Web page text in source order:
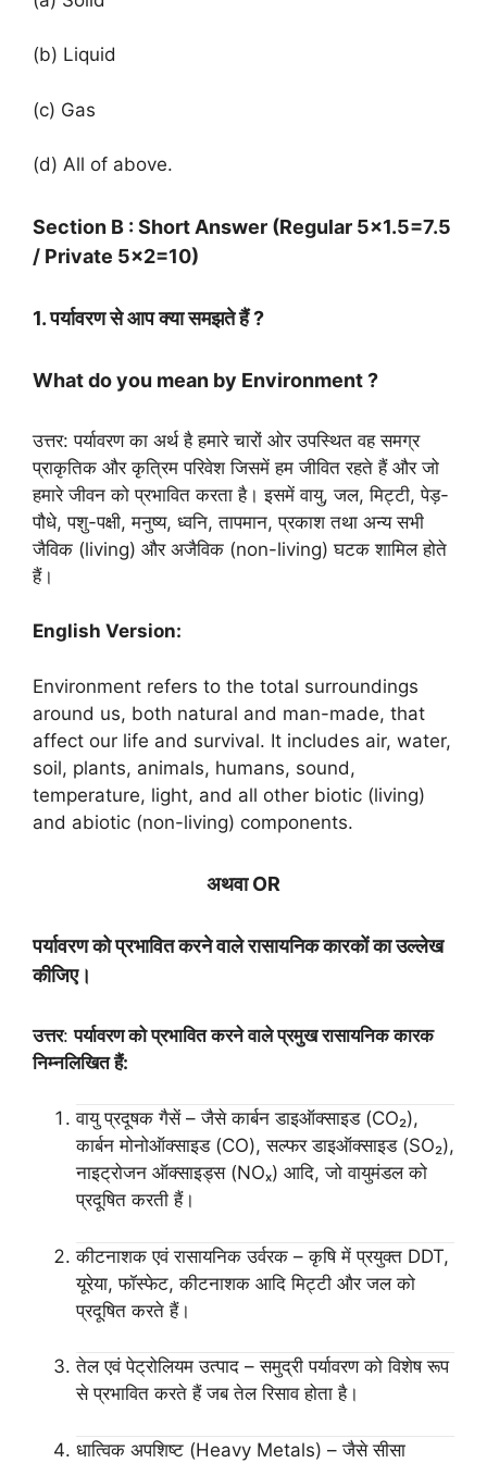
(b) Liquid
(c) Gas
(d) All of above.
Section B : Short Answer (Regular 5×1.5=7.5
/ Private 5×2=10)
1. पर्यावरण से आप क्या समझते हैं ?
What do you mean by Environment ?
उत्तर: पर्यावरण का अर्थ है हमारे चारों ओर उपस्थित वह समग्र
प्राकृतिक और कृत्रिम परिवेश जिसमें हम जीवित रहते हैं और जो
हमारे जीवन को प्रभावित करता है। इसमें वायु, जल, मिट्टी, पेड़-
पौधे, पशु-पक्षी, मनुष्य, ध्वनि, तापमान, प्रकाश तथा अन्य सभी
जैविक (living) और अजैविक (non-living) घटक शामिल होते
हैं।
English Version:
Environment refers to the total surroundings
around us, both natural and man-made, that
affect our life and survival. It includes air, water,
soil, plants, animals, humans, sound,
temperature, light, and all other biotic (living)
and abiotic (non-living) components.
अथवा OR
पर्यावरण को प्रभावित करने वाले रासायनिक कारकों का उल्लेख
कीजिए।
उत्तर:पर्यावरण को प्रभावित करने वाले प्रमुख रासायनिक कारक
निम्नलिखित हैं:
वायु प्रदूषक गैसें – जैसे कार्बन डाइऑक्साइड (CO₂),
कार्बन मोनोऑक्साइड (CO), सल्फर डाइऑक्साइड (SO₂),
नाइट्रोजन ऑक्साइड्स (NOₓ) आदि, जो वायुमंडल को
प्रदूषित करती हैं।
कीटनाशक एवं रासायनिक उर्वरक – कृषि में प्रयुक्त DDT,
यूरेया, फॉस्फेट, कीटनाशक आदि मिट्टी और जल को
प्रदूषित करते हैं।
तेल एवं पेट्रोलियम उत्पाद – समुद्री पर्यावरण को विशेष रूप
से प्रभावित करते हैं जब तेल रिसाव होता है।
धात्विक अपशिष्ट (Heavy Metals) – जैसे सीसा